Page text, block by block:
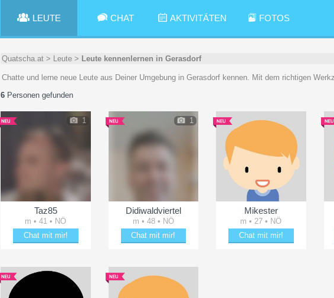
LEUTE CHAT AKTIVITÄTEN FOTOS
Quatscha.at > Leute > Leute kennenlernen in Gerasdorf
Chatte und lerne neue Leute aus Deiner Umgebung in Gerasdorf kennen. Mit dem richtigen
6 Personen gefunden
1
Taz85
m • 41 • NÖ
Chat mit mir!
1
Didiwaldviertel
m • 48 • NÖ
Chat mit mir!
Mikester
m • 27 • NÖ
Chat mit mir!